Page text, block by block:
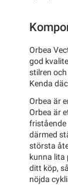
Orbea
god
stilren
Kenda
Orbea är
Orbea är
fristående
därmed
största
kunna lita
ditt köp,
nöjda